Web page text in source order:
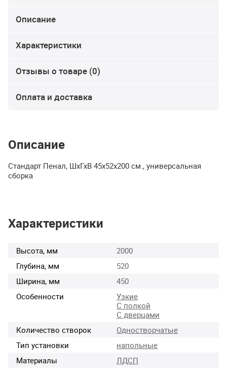
Описание
Характеристики
Отзывы о товаре (0)
Оплата и доставка
Описание
Стандарт Пенал, ШхГхВ 45х52х200 см., универсальная
сборка
Характеристики
Высота, мм
2000
Глубина, мм
520
Ширина, мм
450
Особенности
Узкие
С полкой
С дверцами
Количество створок
Одностворчатые
Тип установки
напольные
Материалы
ЛДСП